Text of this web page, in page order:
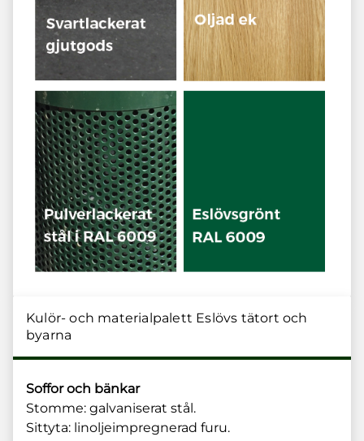
Kulör- och materialpalett Eslövs tätort och
byarna
Soffor och bänkar
Stomme: galvaniserat stål.
Sittyta: linoljeimpregnerad furu.